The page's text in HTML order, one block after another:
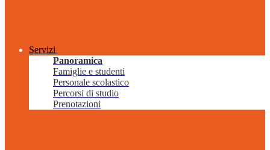
Servizi
Panoramica
Famiglie e studenti
Personale scolastico
Percorsi di studio
Prenotazioni